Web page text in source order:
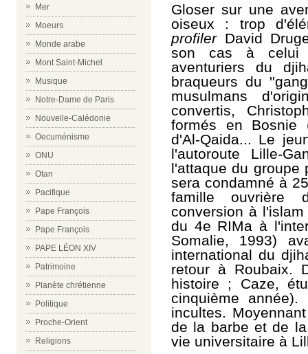
Mer
Moeurs
Monde arabe
Mont Saint-Michel
Musique
Notre-Dame de Paris
Nouvelle-Calédonie
Oecuménisme
ONU
Otan
Pacifique
Pape François
Pape François
PAPE LÉON XIV
Patrimoine
Planète chrétienne
Politique
Proche-Orient
Religions
Gloser sur une
oiseux : trop
profilerDavid
son cas à celui
aventuriers du
braqueurs du
musulmans
convertis,
formés en Bosnie
d'Al-Qaida... Le
l'autoroute Lille-
l'attaque du groupe
sera condamné à
famille ouvrière
conversion à
du 4e RIMa à
Somalie, 1993)
international du
retour à Roubaix.
histoire ; Caze,
cinquième
incultes.
de la barbe et de
vie universitaire à